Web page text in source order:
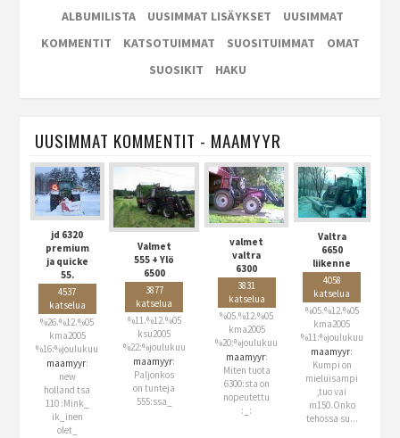
ALBUMILISTA
UUSIMMAT LISÄYKSET
UUSIMMAT
KOMMENTIT
KATSOTUIMMAT SUOSITUIMMAT
OMAT
SUOSIKIT
HAKU
UUSIMMAT KOMMENTIT - MAAMYYR
jd 6320
premium
ja quicke
55.
4537
katselua
%26.%12.%05
kma2005
%16:%joulukuu
maamyyr:
new
holland tsa
110 :Mink_
ik_inen
olet_
Valmet
555 + Ylö
6500
3877
katselua
%11.%12.%05
ksu2005
%22:%joulukuu
maamyyr:
Paljonkos
on tunteja
555:ssa_
valmet
valtra
6300
3831
katselua
%05.%12.%05
kma2005
%20:%joulukuu
maamyyr:
Miten tuota
6300:sta on
nopeutettu
:_:
Valtra
6650
liikenne
4058
katselua
%05.%12.%05
kma2005
%11:%joulukuu
maamyyr:
Kumpi on
mieluisampi
,tuo vai
m150.Onko
tehossa su...